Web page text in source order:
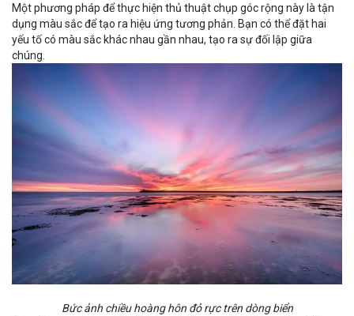
Một phương pháp để thực hiện thủ thuật chụp góc rộng này là tận
dụng màu sắc để tạo ra hiệu ứng tương phản. Bạn có thể đặt hai
yếu tố có màu sắc khác nhau gần nhau, tạo ra sự đối lập giữa
chúng.
Bức ảnh chiều hoàng hôn đỏ rực trên dòng biển